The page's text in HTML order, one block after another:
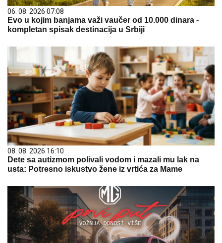
06. 08. 2026 07:08
Evo u kojim banjama važi vaučer od 10.000 dinara -
kompletan spisak destinacija u Srbiji
08. 08. 2026 16:10
Dete sa autizmom polivali vodom i mazali mu lak na
usta: Potresno iskustvo žene iz vrtića za Mame